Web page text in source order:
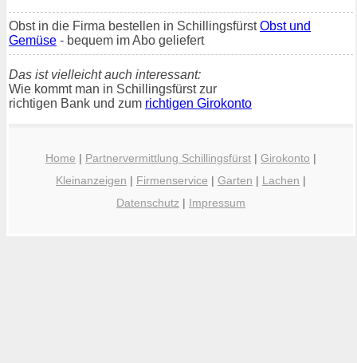
Obst in die Firma bestellen in SchillingsfürstObst und
Gemüse - bequem im Abo geliefert
Das ist vielleicht auch interessant:
Wie kommt man in Schillingsfürst zur
richtigen Bank und zum richtigen Girokonto
Home | Partnervermittlung Schillingsfürst | Girokonto |
Kleinanzeigen | Firmenservice | Garten | Lachen |
Datenschutz | Impressum